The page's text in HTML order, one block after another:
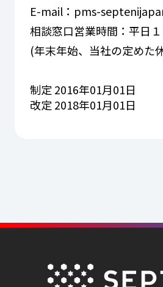
E-mail：pms-
相談窓口営業時間：平日
(年末年始、当社の定めた
制定 2016年01月01日
改定 2018年01月01日